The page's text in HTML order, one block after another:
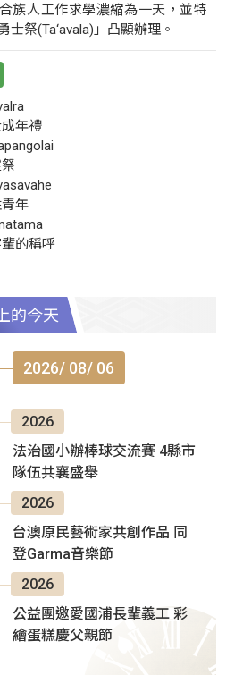
族人工作求學濃縮為一天，並特
士祭(Ta‘avala)」凸顯辦理。
年禮
年
的稱呼
的今天
2026/ 08/ 06
2026
法治國小辦棒球交流賽 4縣市
隊伍共襄盛舉
2026
台澳原民藝術家共創作品 同
登Garma音樂節
2026
公益團邀愛國浦長輩義工 彩
繪蛋糕慶父親節